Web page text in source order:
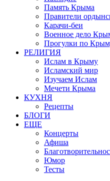
Память Крыма
Правители
Карачи-беи
Военное дело
Прогулки по
РЕЛИГИЯ
Ислам в Крыму
Исламский мир
Изучаем Ислам
Мечети Крыма
КУХНЯ
Рецепты
БЛОГИ
ЕЩЕ
Концерты
Афиша
Юмор
Тесты